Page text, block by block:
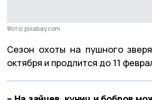
Фото: pixabay.com
Сезон охоты на пушного
октября и продлится до 11